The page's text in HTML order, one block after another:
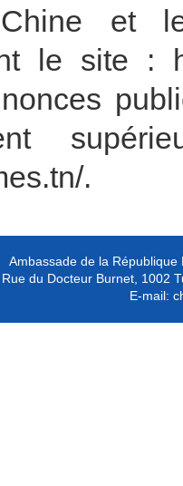
et
le site :
.
Ambassade de la
Rue du Docteur Burnet, 1002
E-mail: